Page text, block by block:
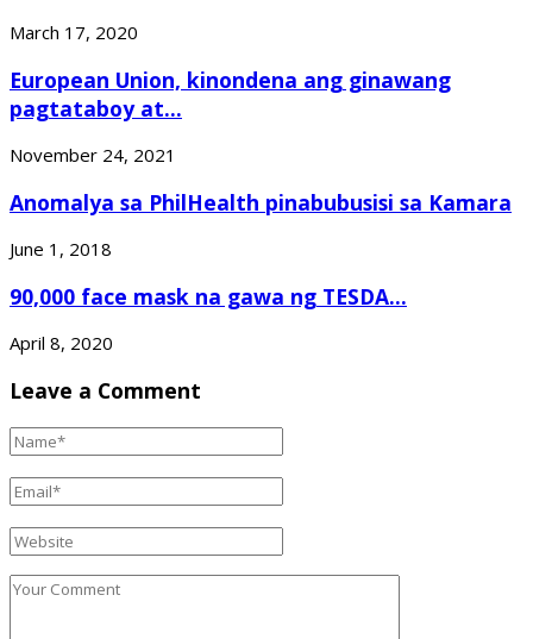
March 17, 2020
European Union, kinondena ang ginawang
pagtataboy at...
November 24, 2021
Anomalya sa PhilHealth pinabubusisi sa Kamara
June 1, 2018
90,000 face mask na gawa ng TESDA...
April 8, 2020
Leave a Comment